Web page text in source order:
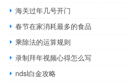
海关过年几号开门
春节在家消耗最多的食品
乘除法的运算规则
录制拜年视频心得怎么写
ndsl白金攻略